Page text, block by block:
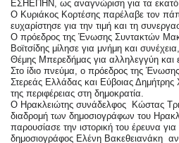
ΕΣΗΕΠΗΝ, ως αναγνώριση για τα εκατό
Ο Κυριάκος Κορτέσης παρέλαβε τον
ευχαρίστησε για την τιμή και τη
Ο πρόεδρος της Ένωσης Συντακτών
Βοϊτσίδης μίλησε για μνήμη και
Θέμης Μπερεδήμας για αλληλεγγύη και
Στο ίδιο πνεύμα, ο πρόεδρος της
Στερεάς Ελλάδας και Εύβοιας Δημήτρης
της περιφέρειας στη δημοκρατία.
Ο Ηρακλειώτης συνάδελφος  Κώστας
διαδρομή των δημοσιογράφων του
παρουσίασε την ιστορική του έρευνα
δημοσιογράφος Ελένη Βακεθειανάκη